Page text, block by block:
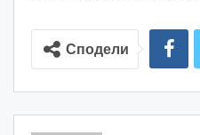
Сподели